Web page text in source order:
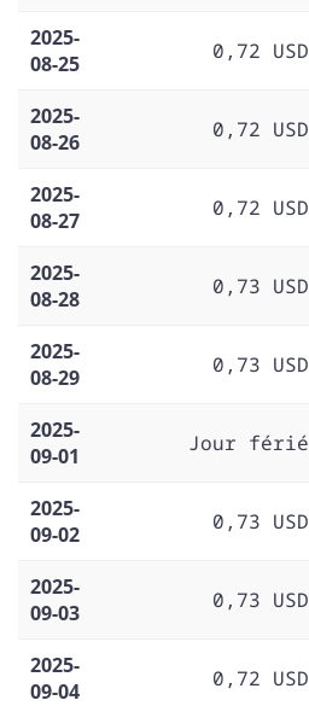
2025-
08-25
0,72 USD
2025-
08-26
0,72 USD
2025-
08-27
0,72 USD
2025-
08-28
0,73 USD
2025-
08-29
0,73 USD
2025-
09-01
Jour férié
2025-
09-02
0,73 USD
2025-
09-03
0,73 USD
2025-
09-04
0,72 USD